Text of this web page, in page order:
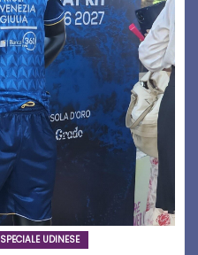
SPECIALE UDINESE